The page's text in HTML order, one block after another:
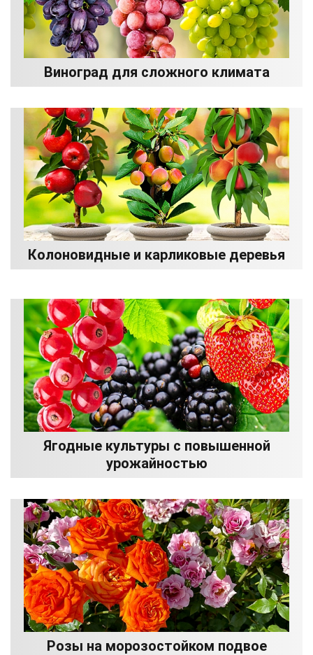
Виноград для сложного климата
Колоновидные и карликовые деревья
Ягодные культуры с повышенной
урожайностью
Розы на морозостойком подвое